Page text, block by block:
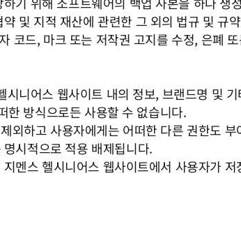
및 지적 재산에 관련한 그 외의 법규 및 규
코드, 마크 또는 저작권 고지를 수정, 은폐
니어스 웹사이트 내의 정보, 브랜드명 및
한 방식으로든 사용할 수 없습니다.
외하고 사용자에게는 어떠한 다른 권한도
시적으로 적용 배제됩니다.
멘스 헬시니어스 웹사이트에서 사용자가